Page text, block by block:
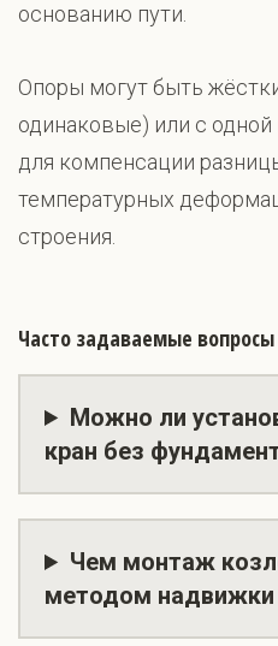
основанию пути.
Опоры могут быть
одинаковые) или с
для компенсации
температурных
строения.
Часто задаваемые вопросы
Можно ли
кран без
Чем монтаж
методом надвижки